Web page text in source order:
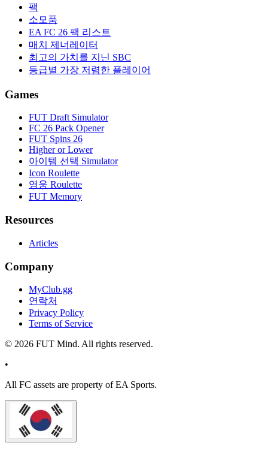
팩
소모품
EA FC 26 팩 리스트
매치 제너레이터
최고의 가치를 지닌 SBC
등급별 가장 저렴한 플레이어
Games
FUT Draft Simulator
FC 26 Pack Opener
FUT Spins 26
Higher or Lower
아이템 선택 Simulator
Icon Roulette
영웅 Roulette
FUT Memory
Resources
Articles
Company
MyClub.gg
연락처
Privacy Policy
Terms of Service
© 2026 FUT Mind. All rights reserved.
•
All FC assets are property of EA Sports.